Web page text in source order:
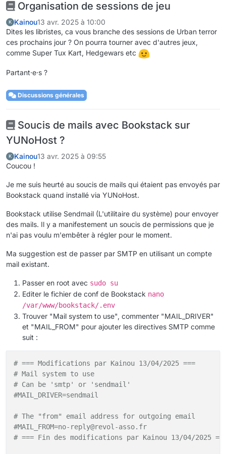
Organisation de sessions de jeu
K Kainou13 avr. 2025 à 10:00
Dites les libristes, ca vous branche des sessions de Urban terror
ces prochains jour ? On pourra tourner avec d'autres jeux,
comme Super Tux Kart, Hedgewars etc
Partant·e·s ?
Discussions générales
Soucis de mails avec Bookstack sur
YUNoHost ?
K Kainou13 avr. 2025 à 09:55
Coucou !
Je me suis heurté au soucis de mails qui étaient pas envoyés par
Bookstack quand installé via YUNoHost.
Bookstack utilise Sendmail (L'utilitaire du système) pour envoyer
des mails. Il y a manifestement un soucis de permissions que je
n'ai pas voulu m'embêter à régler pour le moment.
Ma suggestion est de passer par SMTP en utilisant un compte
mail existant.
Passer en root avec sudo su
Editer le fichier de conf de Bookstack nano
/var/www/bookstack/.env
Trouver "Mail system to use", commenter "MAIL_DRIVER"
et "MAIL_FROM" pour ajouter les directives SMTP comme
suit :
# === Modifications par Kainou 13/04/2025 ===
# Mail system to use
# Can be 'smtp' or 'sendmail'
#MAIL_DRIVER=sendmail
# The "from" email address for outgoing email
#MAIL_FROM=no-reply@revol-asso.fr
# === Fin des modifications par Kainou 13/04/2025